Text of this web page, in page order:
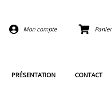
Mon compte Panier
PRÉSENTATION CONTACT